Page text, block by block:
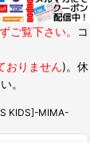
ご覧下さい。
コ
おりません)。休
。
KIDS]-MIMA-